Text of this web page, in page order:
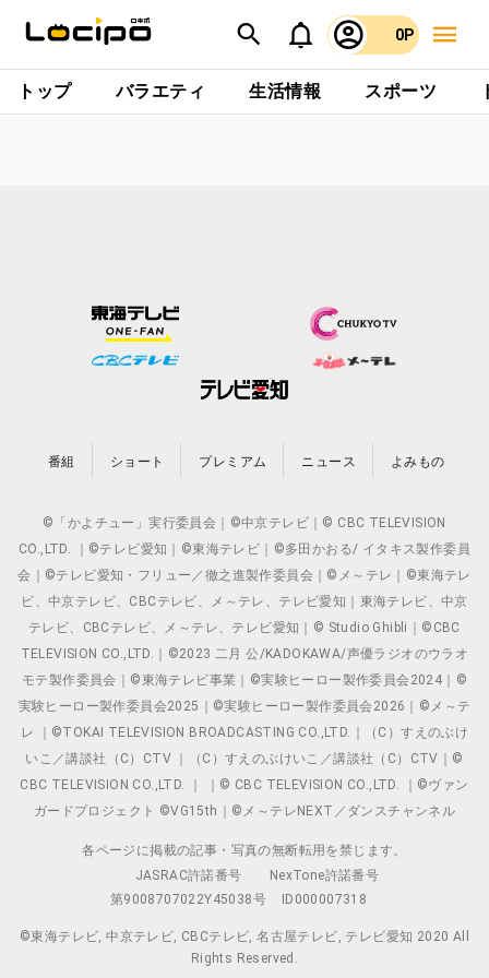
0P
トップ バラエティ 生活情報 スポーツ
番組 ショート プレミアム ニュース よみもの
©「かよチュー」実行委員会｜©中京テレビ｜© CBC TELEVISION
CO.,LTD. ｜©テレビ愛知｜©東海テレビ｜©多田かおる/ イタキス製作委員
会｜©テレビ愛知・フリュー／徹之進製作委員会｜©メ～テレ｜©東海テレ
ビ、中京テレビ、CBCテレビ、メ～テレ、テレビ愛知｜東海テレビ、中京
テレビ、CBCテレビ、メ～テレ、テレビ愛知｜© Studio Ghibli｜©CBC
TELEVISION CO.,LTD.｜©2023 二月 公/KADOKAWA/声優ラジオのウラオ
モテ製作委員会｜©東海テレビ事業｜©実験ヒーロー製作委員会2024｜©
実験ヒーロー製作委員会2025｜©実験ヒーロー製作委員会2026｜©メ～テ
レ ｜©TOKAI TELEVISION BROADCASTING CO.,LTD.｜（C）すえのぶけ
いこ／講談社（C）CTV ｜（C）すえのぶけいこ／講談社（C）CTV｜©
CBC TELEVISION CO.,LTD. ｜ ｜© CBC TELEVISION CO.,LTD. ｜©ヴァン
ガードプロジェクト ©VG15th｜©メ～テレNEXT／ダンスチャンネル
各ページに掲載の記事・写真の無断転用を禁じます。
JASRAC許諾番号
NexTone許諾番号
第9008707022Y45038号
ID000007318
©東海テレビ, 中京テレビ, CBCテレビ, 名古屋テレビ, テレビ愛知 2020 All
Rights Reserved.